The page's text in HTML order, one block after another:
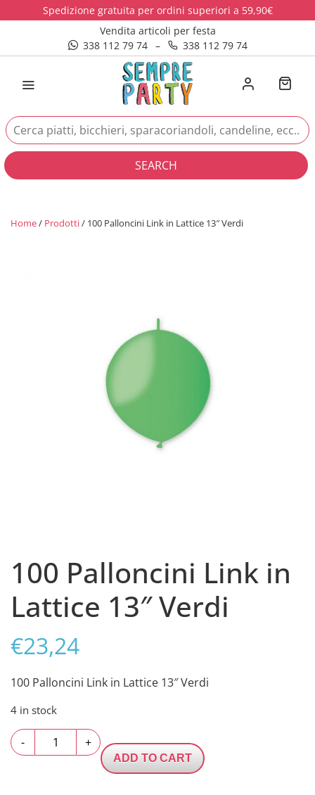
Spedizione gratuita per ordini superiori a 59,90€
Vendita articoli per festa
338 112 79 74
– 338 112 79 74
SEARCH
Home/ Prodotti/ 100 Palloncini Link in Lattice 13″ Verdi
100 Palloncini Link in
Lattice 13″ Verdi
€23,24
100 Palloncini Link in Lattice 13″ Verdi
4 in stock
-
Palloncini
+
ADD TO CART